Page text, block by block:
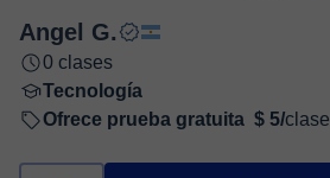
Angel G.
0 clases
Tecnología
Ofrece prueba gratuita $ 5/clase